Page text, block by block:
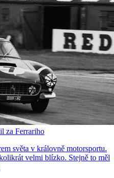
za Ferrariho
světa v královně motorsportu.
velmi blízko. Stejně to měl